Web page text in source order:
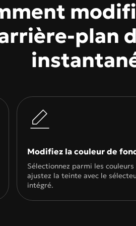
Nano Banana Pro
Tous les effets
plan
Modifiez la couleur de
Sélectionnez parmi les
ajustez la teinte avec le
intégré.